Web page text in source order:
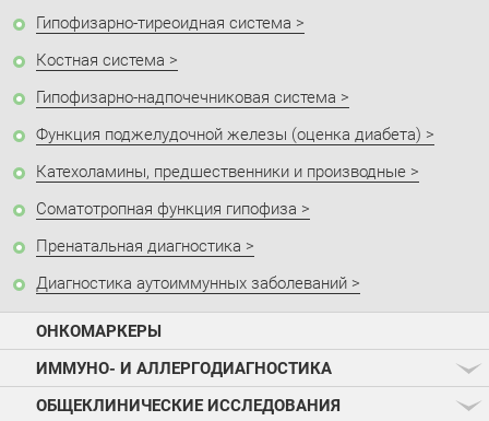
Гипофизарно-тиреоидная система
Костная система
Гипофизарно-надпочечниковая система
Функция поджелудочной железы (оценка диабета)
Катехоламины, предшественники и производные
Соматотропная функция гипофиза
Пренатальная диагностика
Диагностика аутоиммунных заболеваний
ОНКОМАРКЕРЫ
ИММУНО- И АЛЛЕРГОДИАГНОСТИКА
ОБЩЕКЛИНИЧЕСКИЕ ИССЛЕДОВАНИЯ